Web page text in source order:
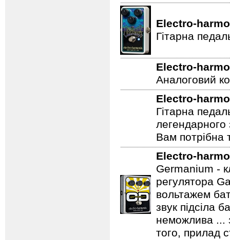
Electro-
Гітарна
Electro-
Аналоговий
Electro-
Гітарна
Вам потрібна
Electro-
Germanium -
регулятора
вольтажем
звук підсіла
неможлива ...
того, прилад